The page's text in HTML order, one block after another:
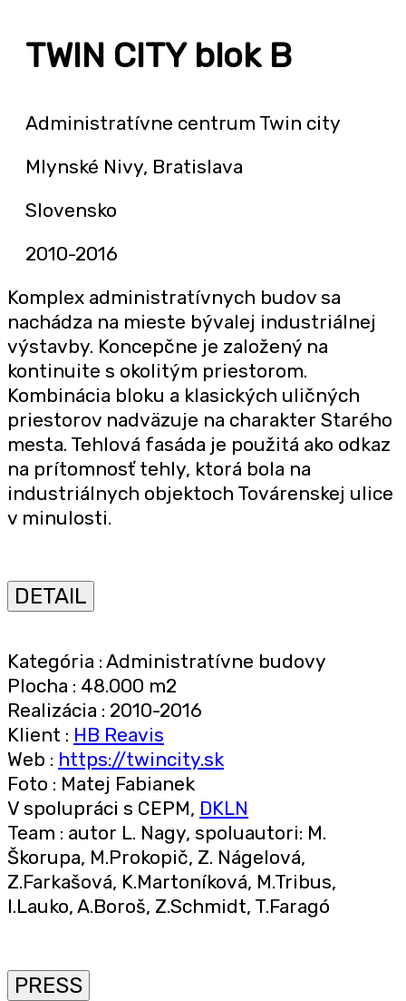
TWIN CITY blok B
Administratívne centrum Twin city
Mlynské Nivy, Bratislava
Slovensko
2010-2016
Komplex administratívnych budov sa
nachádza na mieste bývalej industriálnej
výstavby. Koncepčne je založený na
kontinuite s okolitým priestorom.
Kombinácia bloku a klasických uličných
priestorov nadväzuje na charakter Starého
mesta. Tehlová fasáda je použitá ako odkaz
na prítomnosť tehly, ktorá bola na
industriálnych objektoch Továrenskej ulice
v minulosti.
DETAIL
Kategória : Administratívne budovy
Plocha : 48.000 m2
Realizácia : 2010-2016
Klient : HB Reavis
Web : https://twincity.sk
Foto : Matej Fabianek
V spolupráci s CEPM, DKLN
Team : autor L. Nagy, spoluautori: M.
Škorupa, M.Prokopič, Z. Nágelová,
Z.Farkašová, K.Martoníková, M.Tribus,
I.Lauko, A.Boroš, Z.Schmidt, T.Faragó
PRESS